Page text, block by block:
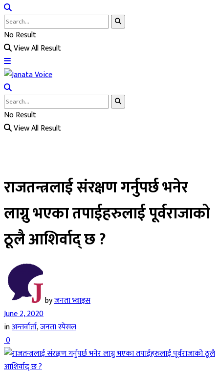
No Result
View All Result
No Result
View All Result
राजतन्त्रलाई संरक्षण गर्नुपर्छ भनेर
लाग्नु भएका तपाईहरुलाई पूर्वराजाको
ठूलै आशिर्वाद् छ ?
byजनता भ्वाइस
June 2, 2020
inअन्तर्वार्ता,जनता स्पेसल
0